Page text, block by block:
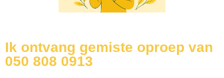
Ik ontvang gemiste oproep van
050 808 0913